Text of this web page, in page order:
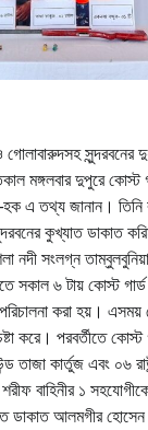
সুন্দরবনের
মঙ্গলবার দুপুরে কোস্ট
হক এ তথ্য জানান।
কুখ্যাত ডাকাত
নদী সংলগ্ন
সকাল ৬ টায় কোস্ট
করা হয়। এসময়
করে। পরবর্তীতে
তাজা কার্তুজ এবং ০৬
শরীফ বাহিনীর ১
ডাকাত আলমগীর হোসেন